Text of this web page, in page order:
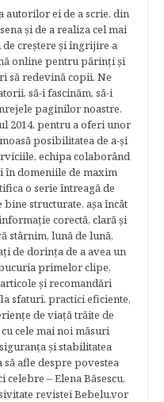
autorilor ei de a scrie, din
şi de a realiza cel mai
creştere şi îngrijire a
online pentru părinţi şi
să redevină copii. Ne
să-i fascinăm, să-i
paginilor noastre.​
2014, pentru a oferi unor
posibilitatea de a-şi
echipa colaborând
în domeniile de maxim
o serie întreagă de
structurate, aşa încât
corectă, clară şi
stârnim, lună de lună,
de dorinţa de a avea un
primelor clipe,
şi recomandări
sfaturi, practici eficiente,
de viaţă trăite de
cele mai noi măsuri
şi stabilitatea
afle despre povestea
– Elena Băsescu,
revistei Bebelu,vor